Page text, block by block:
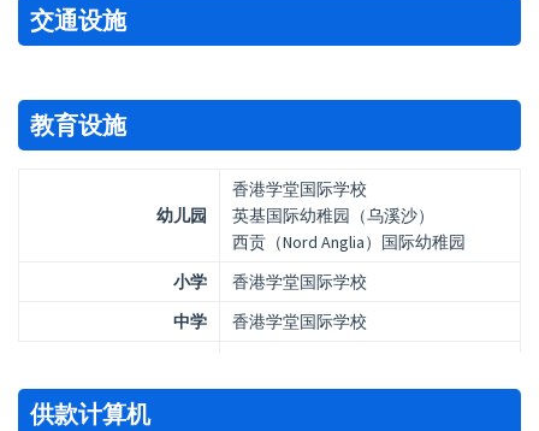
交通设施
教育设施
幼儿园
香港学堂国际学校
英基国际幼稚园（乌溪沙）
西贡（Nord Anglia）国际幼稚园
小学
香港学堂国际学校
中学
香港学堂国际学校
供款计算机